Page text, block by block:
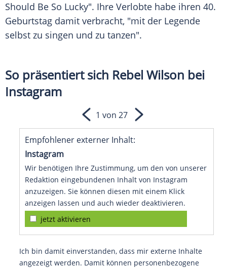
Should Be So Lucky". Ihre Verlobte habe ihren 40.
Geburtstag damit verbracht, "mit der Legende
selbst zu singen und zu tanzen".
So präsentiert sich Rebel Wilson bei
Instagram
Empfohlener externer Inhalt:
Instagram
Wir benötigen Ihre Zustimmung, um den von unserer
Redaktion eingebundenen Inhalt von Instagram
anzuzeigen. Sie können diesen mit einem Klick
anzeigen lassen und auch wieder deaktivieren.
jetzt aktivieren
Ich bin damit einverstanden, dass mir externe Inhalte
angezeigt werden. Damit können personenbezogene
1 von 27